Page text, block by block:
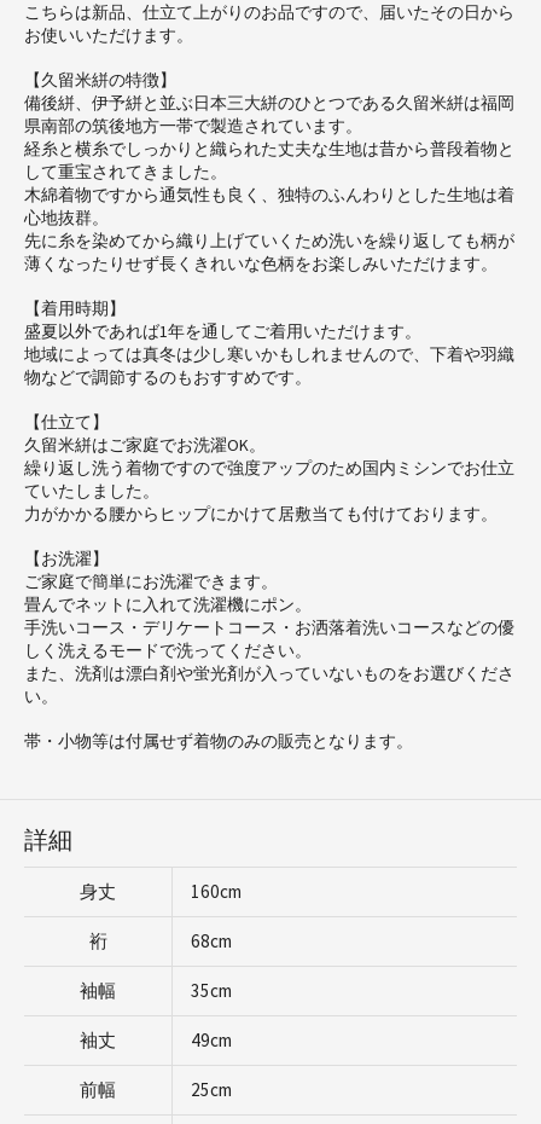
こちらは新品、仕立て上がりのお品ですので、届いたその日から
お使いいただけます。
【久留米絣の特徴】
備後絣、伊予絣と並ぶ日本三大絣のひとつである久留米絣は福岡
県南部の筑後地方一帯で製造されています。
経糸と横糸でしっかりと織られた丈夫な生地は昔から普段着物と
して重宝されてきました。
木綿着物ですから通気性も良く、独特のふんわりとした生地は着
心地抜群。
先に糸を染めてから織り上げていくため洗いを繰り返しても柄が
薄くなったりせず長くきれいな色柄をお楽しみいただけます。
【着用時期】
盛夏以外であれば1年を通してご着用いただけます。
地域によっては真冬は少し寒いかもしれませんので、下着や羽織
物などで調節するのもおすすめです。
【仕立て】
久留米絣はご家庭でお洗濯OK。
繰り返し洗う着物ですので強度アップのため国内ミシンでお仕立
ていたしました。
力がかかる腰からヒップにかけて居敷当ても付けております。
【お洗濯】
ご家庭で簡単にお洗濯できます。
畳んでネットに入れて洗濯機にポン。
手洗いコース・デリケートコース・お洒落着洗いコースなどの優
しく洗えるモードで洗ってください。
また、洗剤は漂白剤や蛍光剤が入っていないものをお選びくださ
い。
帯・小物等は付属せず着物のみの販売となります。
詳細
身丈 160cm
裄 68cm
袖幅 35cm
袖丈 49cm
前幅 25cm